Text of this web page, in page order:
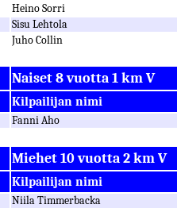
Heino Sorri
Sisu Lehtola
Juho Collin
Naiset 8 vuotta 1 km V
Kilpailijan nimi
Fanni Aho
Miehet 10 vuotta 2 km V
Kilpailijan nimi
Niila Timmerbacka